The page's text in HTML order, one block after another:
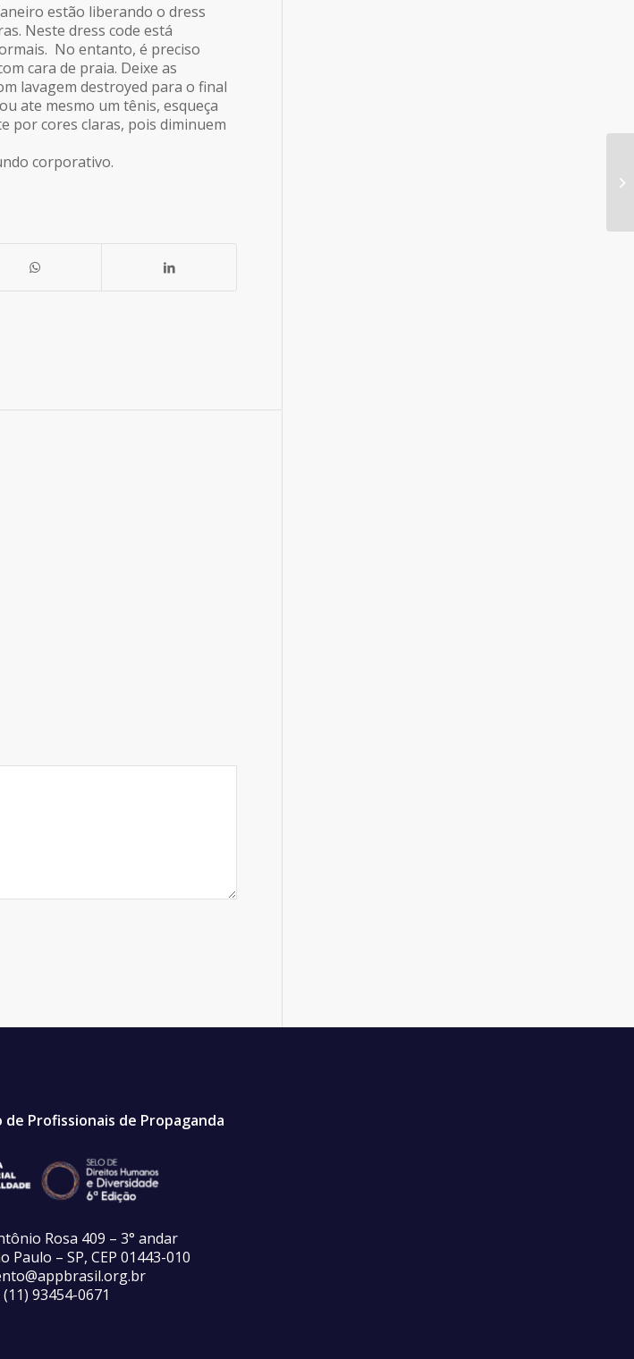
estão liberando o dress
Neste dress code está
No entanto, é preciso
cara de praia. Deixe as
lavagem destroyed para o final
ate mesmo um tênis, esqueça
por cores claras, pois diminuem
corporativo.
de Profissionais de Propaganda
Rosa 409 – 3° andar
Paulo – SP, CEP 01443-010
93454-0671